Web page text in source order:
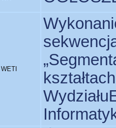
WETI